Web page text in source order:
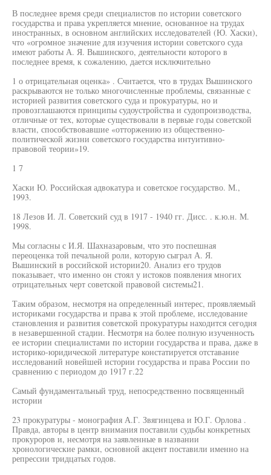
В последнее время среди специалистов по истории советского
государства и права укрепляется мнение, основанное на трудах
иностранных, в основном английских исследователей (Ю. Хаски),
что «огромное значение для изучения истории советского суда
имеют работы А. Я. Вышинского, деятельности которого в
последнее время, к сожалению, дается исключительно
1 о отрицательная оценка» . Считается, что в трудах Вышинского
раскрываются не только многочисленные проблемы, связанные с
историей развития советского суда и прокуратуры, но и
провозглашаются принципы судоустройства и судопроизводства,
отличные от тех, которые существовали в первые годы советской
власти, способствовавшие «отторжению из общественно-
политической жизни советского государства интуитивно-
правовой теории»19.
1 7
Хаски Ю. Российская адвокатура и советское государство. М.,
1993.
18 Лезов И. Л. Советский суд в 1917 - 1940 гг. Дисс. . к.ю.н. М.
1998.
Мы согласны с И.Я. Шахназаровым, что это поспешная
переоценка той печальной роли, которую сыграл А. Я.
Вышинский в российской истории20. Анализ его трудов
показывает, что именно он стоял у истоков появления многих
отрицательных черт советской правовой системы21.
Таким образом, несмотря на определенный интерес, проявляемый
историками государства и права к этой проблеме, исследование
становления и развития советской прокуратуры находится сегодня
в незавершенной стадии. Несмотря на более полную изученность
ее истории специалистами по истории государства и права, даже в
историко-юридической литературе констатируется отставание
исследований новейшей истории государства и права России по
сравнению с периодом до 1917 г.22
Самый фундаментальный труд, непосредственно посвященный
истории
23 прокуратуры - монография А.Г. Звягинцева и Ю.Г. Орлова .
Правда, авторы в центр внимания поставили судьбы конкретных
прокуроров и, несмотря на заявленные в названии
хронологические рамки, основной акцент поставили именно на
репрессии тридцатых годов.